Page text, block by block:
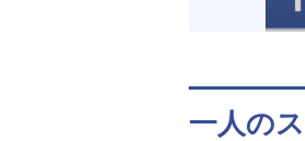
一人の